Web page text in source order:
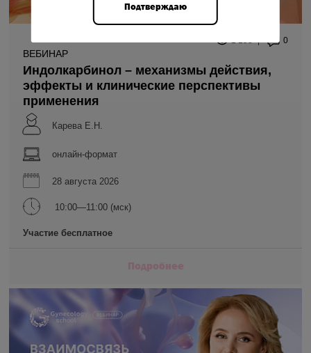
1 198 0
ВЕБИНАР
Индолкарбинол – механизмы действия,
эффекты и клинические перспективы
применения
Карева Е.Н.
онлайн-формат
28 августа 2026
10:00—11:00 (мск)
Участие бесплатное
Подробнее
Подтверждаю